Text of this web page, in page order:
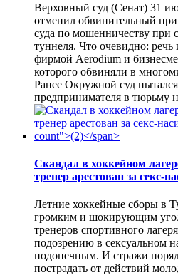
Верховный суд (Сенат) 31
отменил обвинительный
суда по мошенничеству при
туннеля. Что очевидно: речь
фирмой Aerodium и
которого обвиняли в
Ранее Окружной суд
предпринимателя в тюрьму
Скандал в хоккейном
тренер арестован за секс-
Летние хоккейные сборы в
громким и шокирующим
тренеров спортивного
подозрению в сексуальном
подопечным. И стражи
пострадать от действий